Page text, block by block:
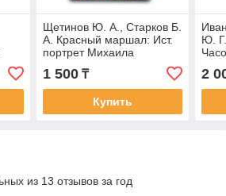
Щетинов Ю. А., Старков Б.
А. Красный маршал: Ист.
портрет Михаила
Тухачевского
1 500₸
Купить
Ю.
2
из 13 отзывов за год